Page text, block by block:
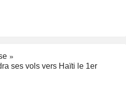
ses vols vers Haïti le 1er